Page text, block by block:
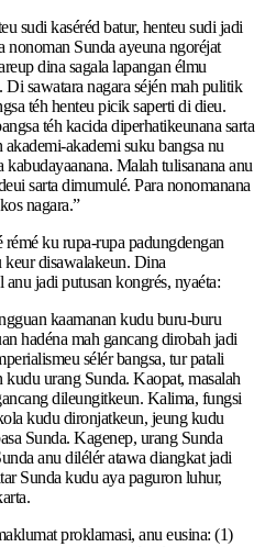
sudi kaséréd batur, henteu sudi jadi
nonoman Sunda ayeuna ngoréjat
dina sagala lapangan élmu
sawatara nagara séjén mah pulitik
téh henteu picik saperti di dieu.
téh kacida diperhatikeunana sarta
akademi suku bangsa nu
kabudayaanana. Malah tulisanana anu
sarta dimumulé. Para nonomanana
nagara.”
ku rupa-rupa padungdengan
keur disawalakeun. Dina
anu jadi putusan kongrés, nyaéta:
kaamanan kudu buru-buru
hadéna mah gancang dirobah jadi
sélér bangsa, tur patali
urang Sunda. Kaopat, masalah
dileungitkeun. Kalima, fungsi
kudu dironjatkeun, jeung kudu
Sunda. Kagenep, urang Sunda
anu dilélér atawa diangkat jadi
Sunda kudu aya paguron luhur,
proklamasi, anu eusina: (1)